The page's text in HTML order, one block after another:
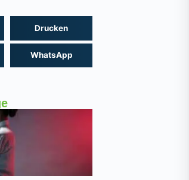
Drucken
WhatsApp